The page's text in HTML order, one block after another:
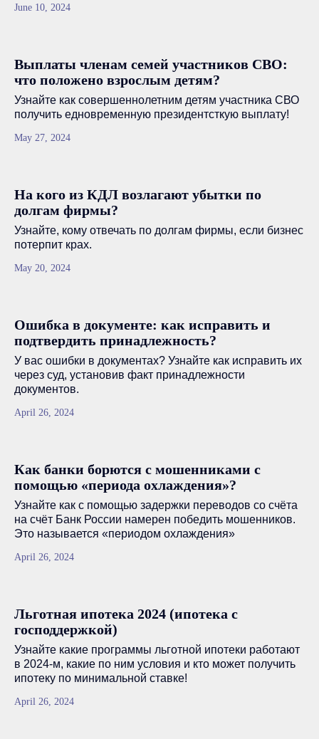
June 10, 2024
Выплаты членам семей участников СВО:
что положено взрослым детям?
Узнайте как совершеннолетним детям участника СВО
получить едновременную президентсткую выплату!
May 27, 2024
На кого из КДЛ возлагают убытки по
долгам фирмы?
Узнайте, кому отвечать по долгам фирмы, если бизнес
потерпит крах.
May 20, 2024
Ошибка в документе: как исправить и
подтвердить принадлежность?
У вас ошибки в документах? Узнайте как исправить их
через суд, установив факт принадлежности
документов.
April 26, 2024
Как банки борются с мошенниками с
помощью «периода охлаждения»?
Узнайте как с помощью задержки переводов со счёта
на счёт Банк России намерен победить мошенников.
Это называется «периодом охлаждения»
April 26, 2024
Льготная ипотека 2024 (ипотека с
господдержкой)
Узнайте какие программы льготной ипотеки работают
в 2024-м, какие по ним условия и кто может получить
ипотеку по минимальной ставке!
April 26, 2024